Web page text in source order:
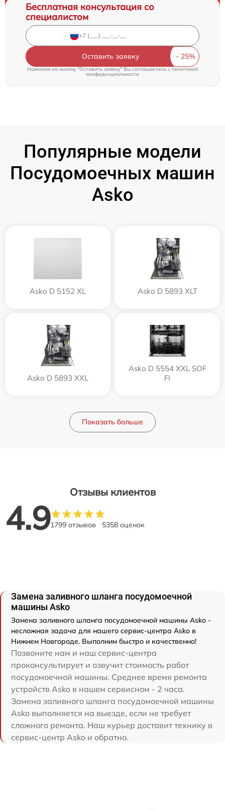
Бесплатная консультация со
специалистом
Оставить заявку
Нажимая на кнопку "Оставить заявку" Вы соглашаетесь cполитикой
конфиденциальности
Популярные модели
Посудомоечных машин
Asko
Asko D 5152 XL Asko D 5893 XLT
Asko D 5893 XXL
Asko D 5554 XXL SOF
FI
Показать больше
Отзывы клиентов
4.91799 отзывов 5358 оценок
Замена заливного шланга посудомоечной
машины Asko
Замена заливного шланга посудомоечной машины Asko -
несложная задача для нашего сервис-центра Asko в
Нижнем Новгороде. Выполним быстро и качественно!
Позвоните нам и наш сервис-центра
проконсультирует и озвучит стоимость работ
посудомоечной машины. Среднее время ремонта
устройств Asko в нашем сервисном - 2 часа.
Замена заливного шланга посудомоечной машины
Asko выполняется на выезде, если не требует
сложного ремонта. Наш курьер доставит технику в
сервис-центр Asko и обратно.